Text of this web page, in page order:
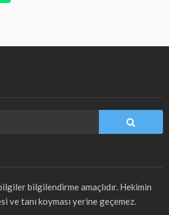
bilgilendirme amaçlıdır. Hekimin
ve tanı koyması yerine geçemez.